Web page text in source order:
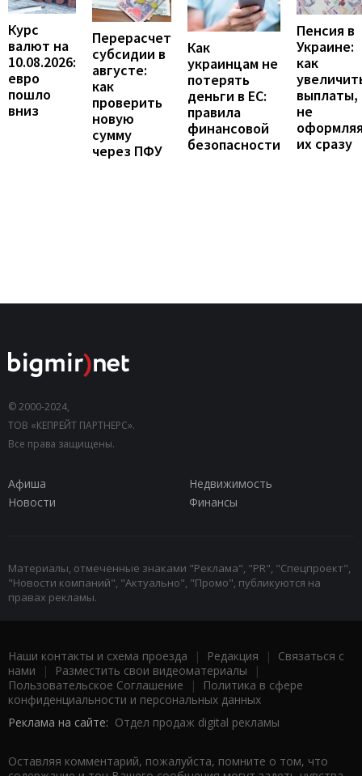
Курс
валют на
10.08.2026:
евро
пошло
вниз
Перерасчет
субсидии в
августе:
как
проверить
новую
сумму
через ПФУ
Как
украинцам не
потерять
деньги в ЕС:
правила
финансовой
безопасности
Пенсия в
Украине:
как
выплаты,
не
их сразу
© 2000-2024,
ТОВ «КЕПРЕЙТ ПАРТНЕРС».
Все права защищены.
Афиша
Недвижимость
Новости
Финансы
Материалы, отмеченные знаками "Реклама", "PR", "Спецпроект",
"Новости компаний", "Актуально", "Промо", публикуются на
правах рекламы.
Наши контакты и схема проезда | Редакция | Связаться с
нами | Разместить свои видеоматериалы |
Пользовательское Соглашение |
Политика в сфере
конфиденциальности и персональных данных
Реклама на сайте: Отдел продаж digital рекламы
Оставляя комментарий, пожалуйста, помните о том, что